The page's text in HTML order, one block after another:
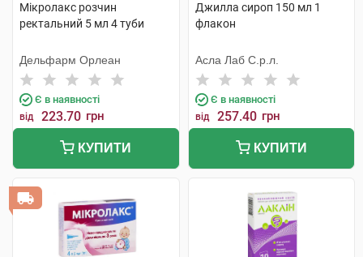
Мікролакс розчин
ректальний 5 мл 4 туби
Дельфарм Орлеан
Є в наявності
від 223.70 грн
КУПИТИ
Джилла сироп 150 мл 1
флакон
Асла Лаб С.р.л.
Є в наявності
від 257.40 грн
КУПИТИ